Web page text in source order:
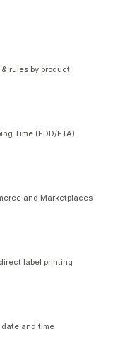
rules by product
Time (EDD/ETA)
and Marketplaces
label printing
and time